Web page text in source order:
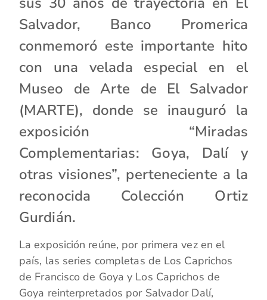
Salvador, Banco Promerica
conmemoró este importante hito
con una velada especial en el
Museo de Arte de El Salvador
(MARTE), donde se inauguró la
exposición “Miradas
Complementarias: Goya, Dalí y
otras visiones”, perteneciente a la
reconocida Colección Ortiz
Gurdián.
La exposición reúne, por primera vez en el
país, las series completas de Los Caprichos
de Francisco de Goya y Los Caprichos de
Goya reinterpretados por Salvador Dalí,